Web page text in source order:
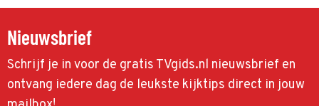
Nieuwsbrief
Schrijf je in voor de gratis TVgids.nl nieuwsbrief en
ontvang iedere dag de leukste kijktips direct in jouw